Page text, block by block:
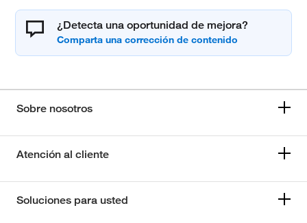
¿Detecta una oportunidad de mejora?
Sobre nosotros
Atención al cliente
Soluciones para usted